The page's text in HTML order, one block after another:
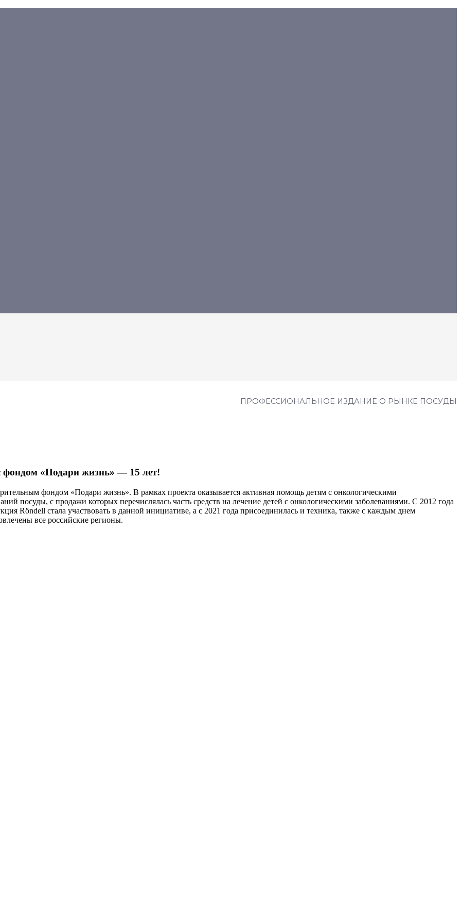
ПРОФЕССИОНАЛЬНОЕ ИЗДАНИЕ О РЫНКЕ ПОСУДЫ
фондом «Подари жизнь» — 15 лет!
фондом «Подари жизнь». В рамках проекта оказывается активная помощь детям с онкологическими
посуды, с продажи которых перечислялась часть средств на лечение детей с онкологическими заболеваниями. С 2012 года
Röndell стала участвовать в данной инициативе, а с 2021 года присоединилась и техника, также с каждым днем
все российские регионы.